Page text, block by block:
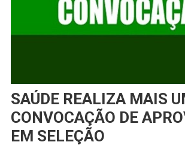
SAÚDE REALIZA MAIS
CONVOCAÇÃO DE
EM SELEÇÃO